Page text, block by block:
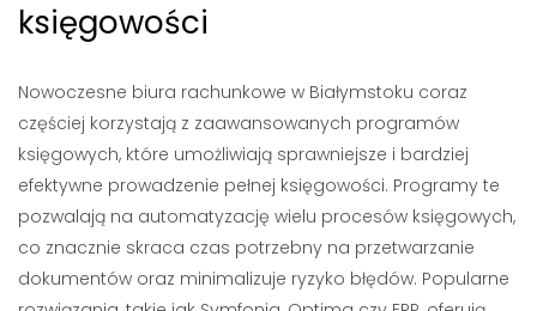
księgowości
Nowoczesne biura rachunkowe w Białymstoku coraz
częściej korzystają z zaawansowanych programów
księgowych, które umożliwiają sprawniejsze i bardziej
efektywne prowadzenie pełnej księgowości. Programy te
pozwalają na automatyzację wielu procesów księgowych,
co znacznie skraca czas potrzebny na przetwarzanie
dokumentów oraz minimalizuje ryzyko błędów. Popularne